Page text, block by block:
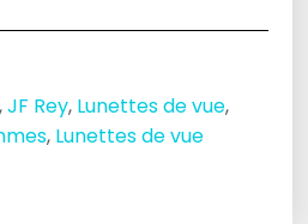
,JF Rey, Lunettes de vue,
, Lunettes de vue